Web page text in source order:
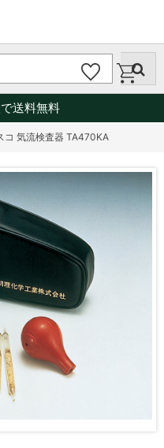
送料無料
コ 気流検査器 TA470KA